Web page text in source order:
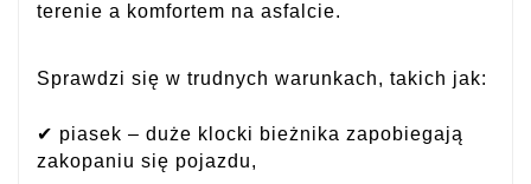
terenie a komfortem na asfalcie.
Sprawdzi się w trudnych warunkach, takich jak:
✔ piasek – duże klocki bieżnika zapobiegają
zakopaniu się pojazdu,